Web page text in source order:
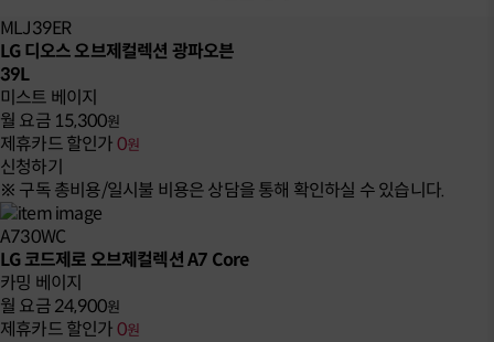
MLJ39ER
LG 디오스 오브제컬렉션 광파오븐
39L
미스트 베이지
월 요금 15,300원
제휴카드 할인가0원
신청하기
※ 구독 총비용/일시불 비용은 상담을 통해 확인하실 수 있습니다.
A730WC
LG 코드제로 오브제컬렉션 A7 Core
카밍 베이지
월 요금24,900원
제휴카드 할인가0원